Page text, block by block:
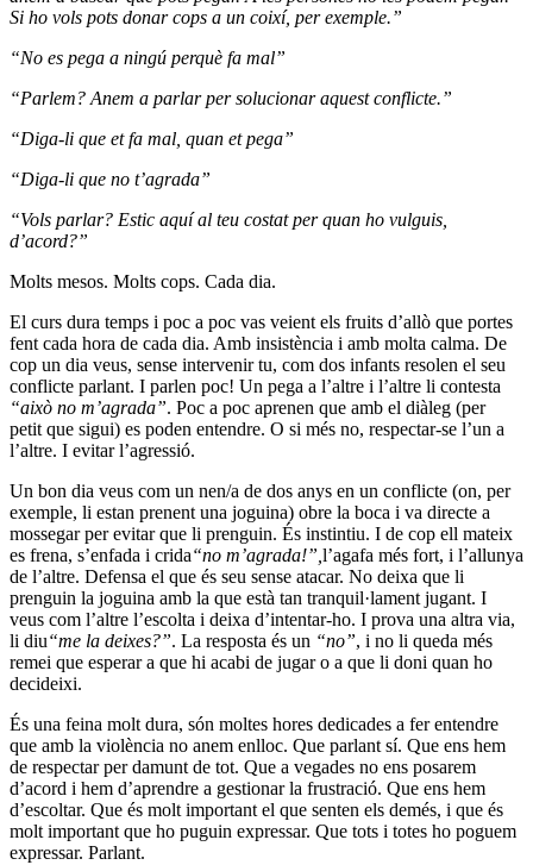
Si ho vols pots donar cops a un coixí, per exemple.”
“No es pega a ningú perquè fa mal”
“Parlem? Anem a parlar per solucionar aquest conflicte.”
“Diga-li que et fa mal, quan et pega”
“Diga-li que no t’agrada”
“Vols parlar? Estic aquí al teu costat per quan ho vulguis,
d’acord?”
Molts mesos. Molts cops. Cada dia.
El curs dura temps i poc a poc vas veient els fruits d’allò que portes
fent cada hora de cada dia. Amb insistència i amb molta calma. De
cop un dia veus, sense intervenir tu, com dos infants resolen el seu
conflicte parlant. I parlen poc! Un pega a l’altre i l’altre li contesta
“això no m’agrada”. Poc a poc aprenen que amb el diàleg (per
petit que sigui) es poden entendre. O si més no, respectar-se l’un a
l’altre. I evitar l’agressió.
Un bon dia veus com un nen/a de dos anys en un conflicte (on, per
exemple, li estan prenent una joguina) obre la boca i va directe a
mossegar per evitar que li prenguin. És instintiu. I de cop ell mateix
es frena, s’enfada i crida“no m’agrada!”, l’agafa més fort, i l’allunya
de l’altre. Defensa el que és seu sense atacar. No deixa que li
prenguin la joguina amb la que està tan tranquil·lament jugant. I
veus com l’altre l’escolta i deixa d’intentar-ho. I prova una altra via,
li diu“me la deixes?”. La resposta és un “no”, i no li queda més
remei que esperar a que hi acabi de jugar o a que li doni quan ho
decideixi.
És una feina molt dura, són moltes hores dedicades a fer entendre
que amb la violència no anem enlloc. Que parlant sí. Que ens hem
de respectar per damunt de tot. Que a vegades no ens posarem
d’acord i hem d’aprendre a gestionar la frustració. Que ens hem
d’escoltar. Que és molt important el que senten els demés, i que és
molt important que ho puguin expressar. Que tots i totes ho poguem
expressar. Parlant.